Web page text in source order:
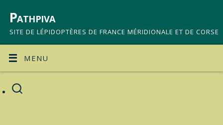
Pathpiva
SITE DE LÉPIDOPTÈRES DE FRANCE MÉRIDIONALE ET DE CORSE
MENU